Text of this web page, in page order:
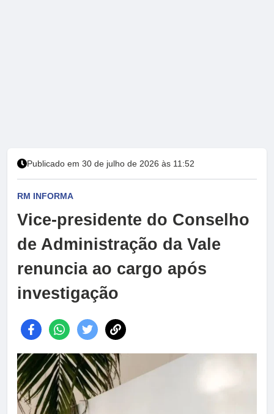
Publicado em 30 de julho de 2026 às 11:52
RM INFORMA
Vice-presidente do Conselho
de Administração da Vale
renuncia ao cargo após
investigação